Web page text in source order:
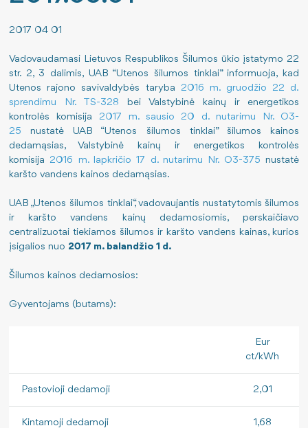
Šilumos energijos gamyba
Kuro struktūra
Išmetamas CO2 kiekis
ES finansuojami projektai
Sutartys
Energijos taupymas
Teisinė informacija
Šilumos įrenginių prie šilumos perdavimo tinklų
Šilumos supirkimas iš nepriklausomų gamintojų
Norintiems tapti vartotojais
Jūsų saugumui
Savitarnos portalo naudojimo instrukcija
Darbo užmokestis
Paskatinimai ir apdovanojimai
Finansinių ataskaitų rinkiniai
Informacija apie veiklą ir rezultatus
Lėšos veiklai viešinti
ES priemonių planas 2024-2026 m.
2017 04 01
Vadovaudamasi Lietuvos Respublikos Šilumos ūkio įstatymo 22
str. 2, 3 dalimis, UAB “Utenos šilumos tinklai” informuoja, kad
Utenos rajono savivaldybės taryba 2016 m. gruodžio 22 d.
sprendimu Nr. TS-328 bei Valstybinė kainų ir energetikos
kontrolės komisija 2017 m. sausio 20 d. nutarimu Nr. O3-
25 nustatė UAB “Utenos šilumos tinklai” šilumos kainos
dedamąsias, Valstybinė kainų ir energetikos kontrolės
komisija 2016 m. lapkričio 17 d. nutarimu Nr. O3-375 nustatė
karšto vandens kainos dedamąsias.
UAB „Utenos šilumos tinklai“, vadovaujantis nustatytomis šilumos
ir karšto vandens kainų dedamosiomis, perskaičiavo
centralizuotai tiekiamos šilumos ir karšto vandens kainas, kurios
įsigalios nuo 2017 m. balandžio 1 d.
Šilumos kainos dedamosios:
Gyventojams (butams):
Eur
ct/kWh
Pastovioji dedamoji 2,01
Kintamoji dedamoji 1,68